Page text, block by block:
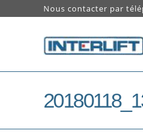
Nous contacter par